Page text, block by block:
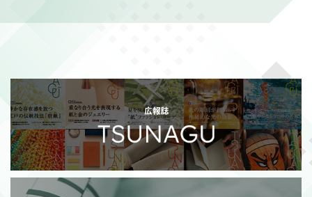
株主還元強化を目的とした株主優待制度拡充に関するお知らせ
政策保有株式の売却額目標変更に関するお知らせ （111KB）
MORE